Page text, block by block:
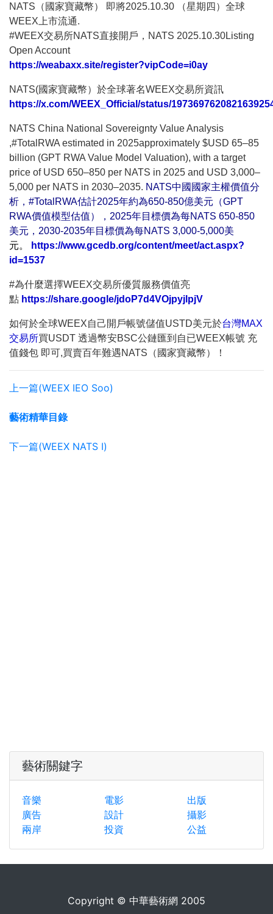
NATS（國家寶藏幣） 即將2025.10.30 （星期四）全球
WEEX上市流通.
#WEEX交易所NATS直接開戶，NATS 2025.10.30Listing
Open Account
https://weabaxx.site/register?vipCode=i0ay
NATS(國家寶藏幣）於全球著名WEEX交易所資訊
https://x.com/WEEX_Official/status/
NATS China National Sovereignty Value Analysis
,#TotalRWA estimated in 2025approximately $USD 65–85
billion (GPT RWA Value Model Valuation), with a target
price of USD 650–850 per NATS in 2025 and USD 3,000–
5,000 per NATS in 2030–2035. NATS中國國家主權價值分
析，#TotalRWA估計2025年約為650-850億美元（GPT
RWA價值模型估值），2025年目標價為每NATS 650-850
美元，2030-2035年目標價為每NATS 3,000-5,000美
元。
https://www.gcedb.org/content/meet/act.aspx?
id=1537
#為什麼選擇WEEX交易所優質服務價值亮
點 https://share.google/jdoP7d4VOjpyjlpjV
如何於全球WEEX自己開戶帳號儲值USTD美元於台灣MAX
交易所買USDT 透過幣安BSC公鏈匯到自已WEEX帳號 充
值錢包 即可,買賣百年難遇NATS（國家寶藏幣）！
上一篇(WEEX IEO Soo)
藝術精華目錄
下一篇(WEEX NATS I)
藝術關鍵字
音樂 電影
出版
廣告
設計
攝影
兩岸
投資 公益
Copyright © 中華藝術網 2005